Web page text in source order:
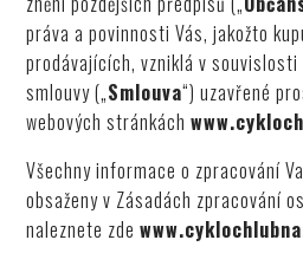
práva a povinnosti Vás, jakožto
prodávajících, vzniklá v souvislosti
smlouvy („Smlouva“) uzavřené
webových stránkách
Všechny informace o zpracování
obsaženy v Zásadách zpracování
naleznete zde